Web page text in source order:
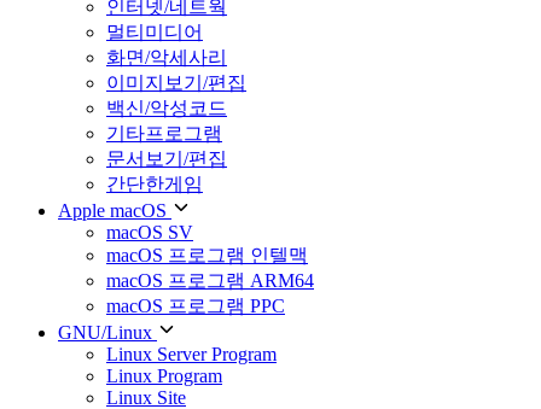
인터넷/네트웍
멀티미디어
화면/악세사리
이미지보기/편집
백신/악성코드
기타프로그램
문서보기/편집
간단한게임
Apple macOS
macOS SV
macOS 프로그램 인텔맥
macOS 프로그램 ARM64
macOS 프로그램 PPC
GNU/Linux
Linux Server Program
Linux Program
Linux Site